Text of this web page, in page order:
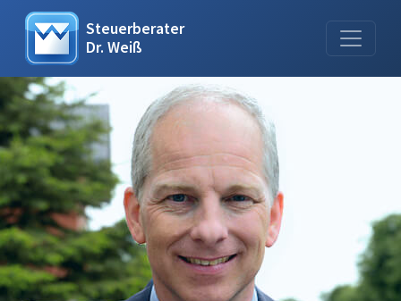
Steuerberater
Dr. Weiß